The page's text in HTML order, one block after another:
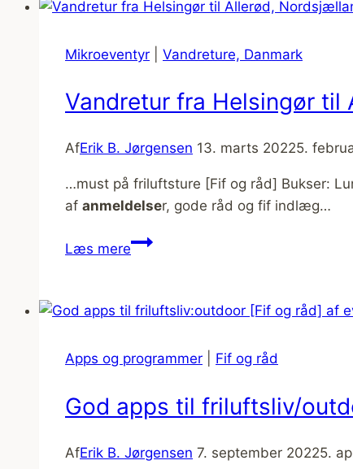
[Fif
og
Mikroeventyr Vandreture, Danmark
Vandretur fra Helsingør
AfErik B. Jørgensen 13. marts 20225.
…must på friluftsture [Fif og råd] Bukser:
af anmeldelser, gode råd og fif indlæg…
Læs mereVandretur
til
Nordsjællandsruten
Apps og programmer Fif og råd
God apps til friluftsliv/
AfErik B. Jørgensen 7. september 20225.